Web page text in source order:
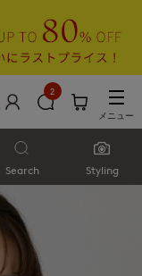
2
メニュー
Search Styling